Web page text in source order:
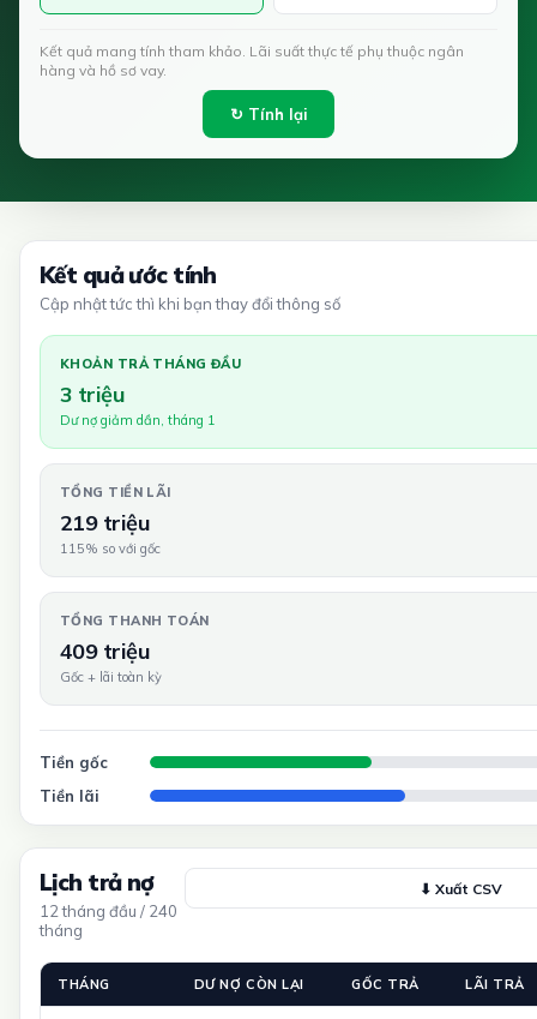
Kết quả mang tính tham khảo. Lãi suất thực tế phụ thuộc ngân
hàng và hồ sơ vay.
↻ Tính lại
Kết quả ước tính
Cập nhật tức thì khi bạn thay đổi thông số
KHOẢN TRẢ THÁNG ĐẦU
3 triệu
Dư nợ giảm dần, tháng 1
TỔNG TIỀN LÃI
219 triệu
115% so với gốc
TỔNG THANH TOÁN
409 triệu
Gốc + lãi toàn kỳ
Tiền gốc
Tiền lãi
Lịch trả nợ
12 tháng đầu / 240
tháng
⬇ Xuất CSV
THÁNG DƯ NỢ CÒN LẠI GỐC TRẢ LÃI TRẢ